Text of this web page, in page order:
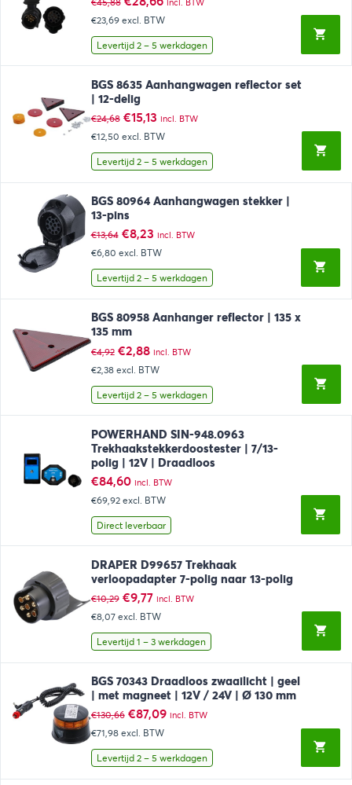
prijs
was:
€45,88.
prijs
is:
€28,66.
incl. BTW
€23,69 excl. BTW
Levertijd 2 – 5 werkdagen
BGS 8635 Aanhangwagen reflector set
| 12-delig
€24,68 Oorspronkelijke
prijs
was:
€24,68.
€15,13Huidige
prijs
is:
€15,13.
incl. BTW
€12,50 excl. BTW
Levertijd 2 – 5 werkdagen
BGS 80964 Aanhangwagen stekker |
13-pins
€13,64 Oorspronkelijke
prijs
was:
€13,64.
€8,23Huidige
prijs
is:
€8,23.
incl. BTW
€6,80 excl. BTW
Levertijd 2 – 5 werkdagen
BGS 80958 Aanhanger reflector | 135 x
135 mm
€4,92 Oorspronkelijke
prijs
was:
€4,92.
€2,88Huidige
prijs
is:
€2,88.
incl. BTW
€2,38 excl. BTW
Levertijd 2 – 5 werkdagen
POWERHAND SIN-948.0963
Trekhaakstekkerdoostester | 7/13-
polig | 12V | Draadloos
€84,60 incl. BTW
€69,92 excl. BTW
Direct leverbaar
DRAPER D99657 Trekhaak
verloopadapter 7-polig naar 13-polig
€10,29 Oorspronkelijke
prijs
was:
€10,29.
€9,77Huidige
prijs
is:
€9,77.
incl. BTW
€8,07 excl. BTW
Levertijd 1 – 3 werkdagen
BGS 70343 Draadloos zwaailicht | geel
| met magneet | 12V / 24V | Ø 130 mm
€130,66 Oorspronkelijke
prijs
was:
€130,66.
€87,09Huidige
€87,09.
incl. BTW
€71,98 excl. BTW
Levertijd 2 – 5 werkdagen